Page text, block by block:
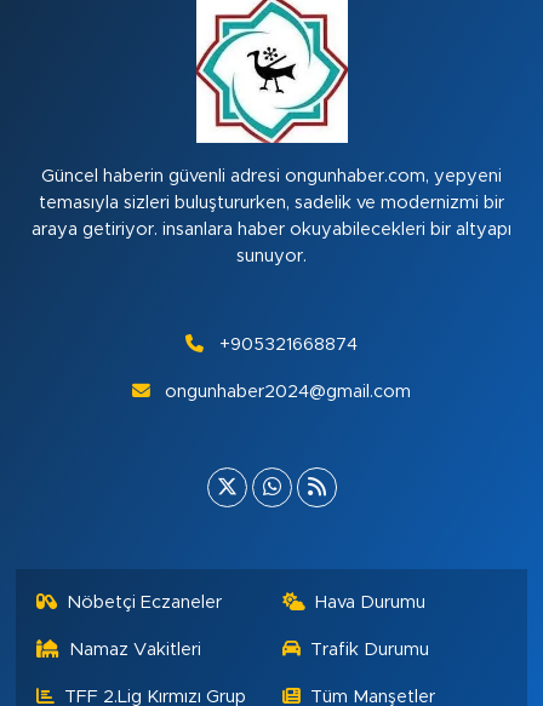
Güncel haberin güvenli adresi ongunhaber.com, yepyeni
temasıyla sizleri buluştururken, sadelik ve modernizmi bir
araya getiriyor. insanlara haber okuyabilecekleri bir altyapı
sunuyor.
+905321668874
ongunhaber2024@gmail.com
Nöbetçi Eczaneler Hava Durumu
Namaz Vakitleri Trafik Durumu
TFF 2.Lig Kırmızı Grup Tüm Manşetler